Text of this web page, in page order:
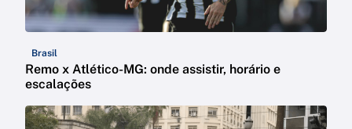
Brasil
Remo x Atlético-MG: onde assistir, horário e
escalações